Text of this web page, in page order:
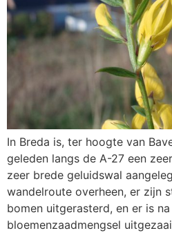
In Breda is, ter hoogte van
geleden langs de A-27 een
zeer brede geluidswal
wandelroute overheen, er zijn
bomen uitgerasterd, en er is
bloemenzaadmengsel